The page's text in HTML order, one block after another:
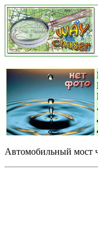
Автомобильный мост